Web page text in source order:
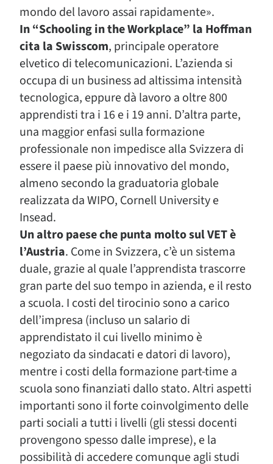
mondo del lavoro assai rapidamente».
In “Schooling in the Workplace” la Hoffman
cita la Swisscom, principale operatore
elvetico di telecomunicazioni. L’azienda si
occupa di un business ad altissima intensità
tecnologica, eppure dà lavoro a oltre 800
apprendisti tra i 16 e i 19 anni. D’altra parte,
una maggior enfasi sulla formazione
professionale non impedisce alla Svizzera di
essere il paese più innovativo del mondo,
almeno secondo la graduatoria globale
realizzata da WIPO, Cornell University e
Insead.
Un altro paese che punta molto sul VET è
l’Austria. Come in Svizzera, c’è un sistema
duale, grazie al quale l’apprendista trascorre
gran parte del suo tempo in azienda, e il resto
a scuola. I costi del tirocinio sono a carico
dell’impresa (incluso un salario di
apprendistato il cui livello minimo è
negoziato da sindacati e datori di lavoro),
mentre i costi della formazione part-time a
scuola sono finanziati dallo stato. Altri aspetti
importanti sono il forte coinvolgimento delle
parti sociali a tutti i livelli (gli stessi docenti
provengono spesso dalle imprese), e la
possibilità di accedere comunque agli studi